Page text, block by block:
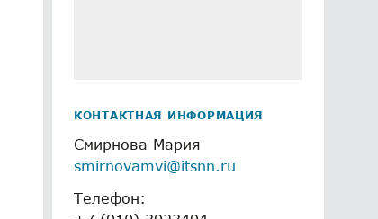
КОНТАКТНАЯ ИНФОРМАЦИЯ
Смирнова Мария
smirnovamvi@itsnn.ru
Телефон: